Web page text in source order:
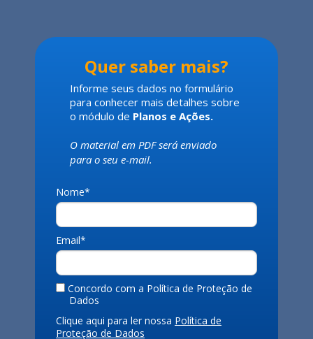
Quer saber mais?
Informe seus dados no formulário
para conhecer mais detalhes sobre
o módulo de Planos e Ações.
O material em PDF será enviado
para o seu e-mail.
Nome*
Email*
Concordo com a Política de Proteção de
Dados
Clique aqui para ler nossa Política de
Proteção de Dados